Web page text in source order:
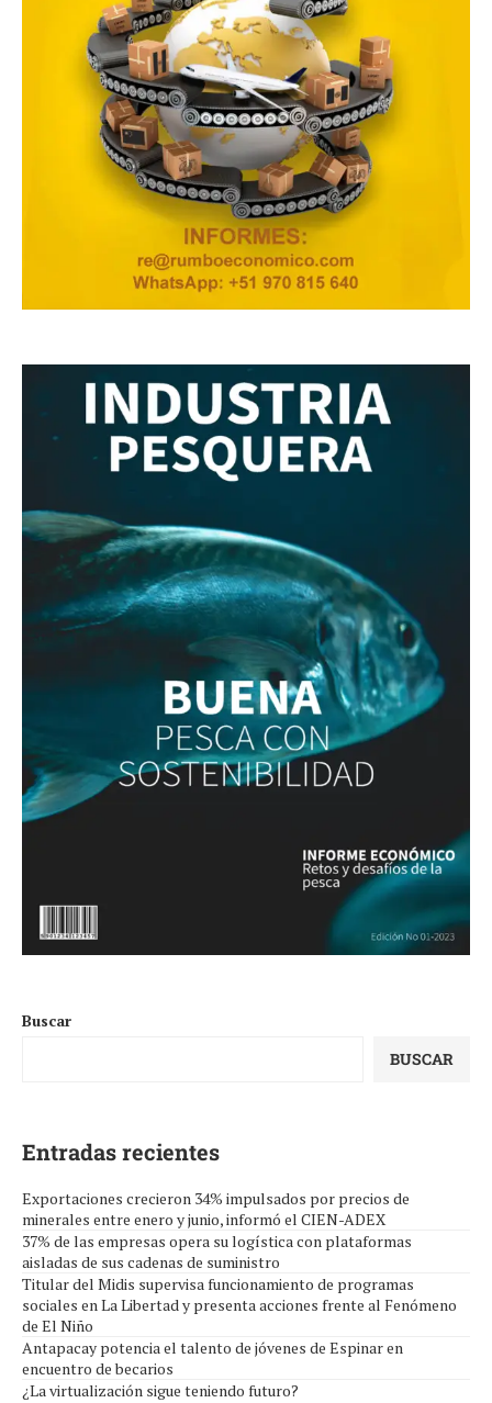
Buscar
BUSCAR
Entradas recientes
Exportaciones crecieron 34% impulsados por precios de
minerales entre enero y junio, informó el CIEN-ADEX
37% de las empresas opera su logística con plataformas
aisladas de sus cadenas de suministro
Titular del Midis supervisa funcionamiento de programas
sociales en La Libertad y presenta acciones frente al Fenómeno
de El Niño
Antapacay potencia el talento de jóvenes de Espinar en
encuentro de becarios
¿La virtualización sigue teniendo futuro?